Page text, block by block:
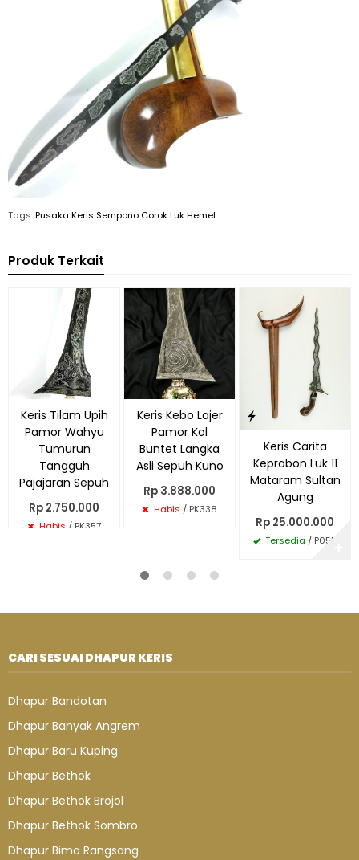
Tags:Pusaka Keris Sempono Corok Luk Hemet
Produk Terkait
Keris Tilam Upih
Pamor Wahyu
Tumurun
Tangguh
Pajajaran Sepuh
Rp 2.750.000
Habis / PK357
Keris Kebo Lajer
Pamor Kol
Buntet Langka
Asli Sepuh Kuno
Rp 3.888.000
Habis / PK338
Keris Carita
Keprabon Luk 11
Mataram Sultan
Agung
Rp 25.000.000
Tersedia / P055
CARI SESUAI DHAPUR KERIS
Dhapur Bandotan
Dhapur Banyak Angrem
Dhapur Baru Kuping
Dhapur Bethok
Dhapur Bethok Brojol
Dhapur Bethok Sombro
Dhapur Bima Rangsang